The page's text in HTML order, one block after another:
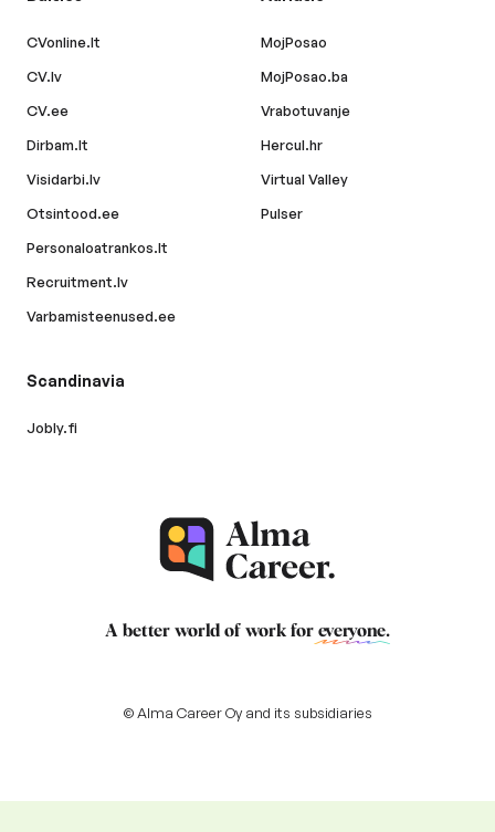
CVonline.lt
CV.lv
CV.ee
Dirbam.lt
Visidarbi.lv
Otsintood.ee
Personaloatrankos.lt
Recruitment.lv
Varbamisteenused.ee
MojPosao
MojPosao.ba
Vrabotuvanje
Hercul.hr
Virtual Valley
Pulser
Scandinavia
Jobly.fi
A better world of work for everyone.
© Alma Career Oy and its subsidiaries